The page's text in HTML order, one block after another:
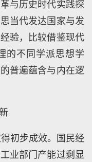
与历史时代实践探
当代发达国家与发
验，比较借鉴现代
的不同学派思想学
普遍蕴含与内在逻
初步成效。国民经
业部门产能过剩显